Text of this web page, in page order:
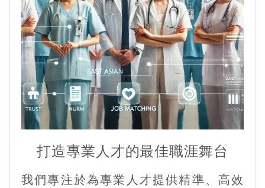
打造專業人才的最佳職涯舞台
我們專注於為專業人才提供精準、高效